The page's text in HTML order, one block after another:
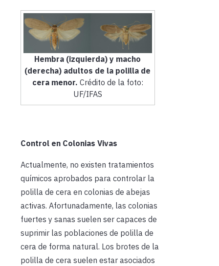
Hembra (izquierda) y macho
(derecha) adultos de la polilla de
cera menor. Crédito de la foto:
UF/IFAS
Control en Colonias Vivas
Actualmente, no existen tratamientos
químicos aprobados para controlar la
polilla de cera en colonias de abejas
activas. Afortunadamente, las colonias
fuertes y sanas suelen ser capaces de
suprimir las poblaciones de polilla de
cera de forma natural. Los brotes de la
polilla de cera suelen estar asociados